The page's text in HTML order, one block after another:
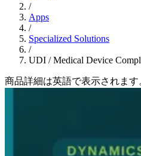
/
Apps
/
Specialized Solutions
/
UDI / Medical Device
商品詳細は英語で表示されます